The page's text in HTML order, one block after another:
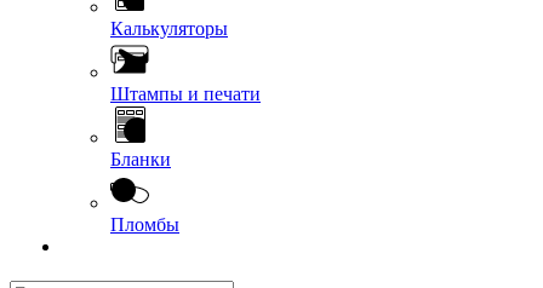
Калькуляторы
Штампы и печати
Бланки
Пломбы